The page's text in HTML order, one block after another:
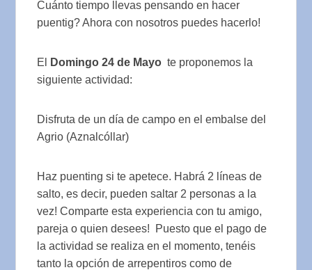
Cuánto tiempo llevas pensando en hacer
puentig? Ahora con nosotros puedes hacerlo!
El Domingo 24 de Mayo te proponemos la
siguiente actividad:
Disfruta de un día de campo en el embalse del
Agrio (Aznalcóllar)
Haz puenting si te apetece. Habrá 2 líneas de
salto, es decir, pueden saltar 2 personas a la
vez! Comparte esta experiencia con tu amigo,
pareja o quien desees! Puesto que el pago de
la actividad se realiza en el momento, tenéis
tanto la opción de arrepentiros como de